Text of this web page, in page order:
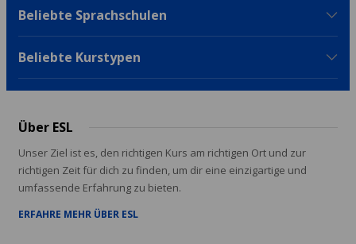
Beliebte Sprachschulen
Beliebte Kurstypen
Über ESL
Unser Ziel ist es, den richtigen Kurs am richtigen Ort und zur
richtigen Zeit für dich zu finden, um dir eine einzigartige und
umfassende Erfahrung zu bieten.
ERFAHRE MEHR ÜBER ESL